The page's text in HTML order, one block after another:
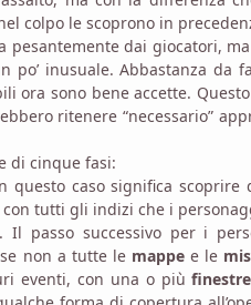
colpo le scoprono in
dai giocatori,
po’ inusuale. Abbastanza
ora sono bene accette.
ritenere “necessario”
di cinque fasi:
questo caso significa
tutti gli indizi che i
Il passo successivo per i
non a tutte le mappee le
eventi, con una o più